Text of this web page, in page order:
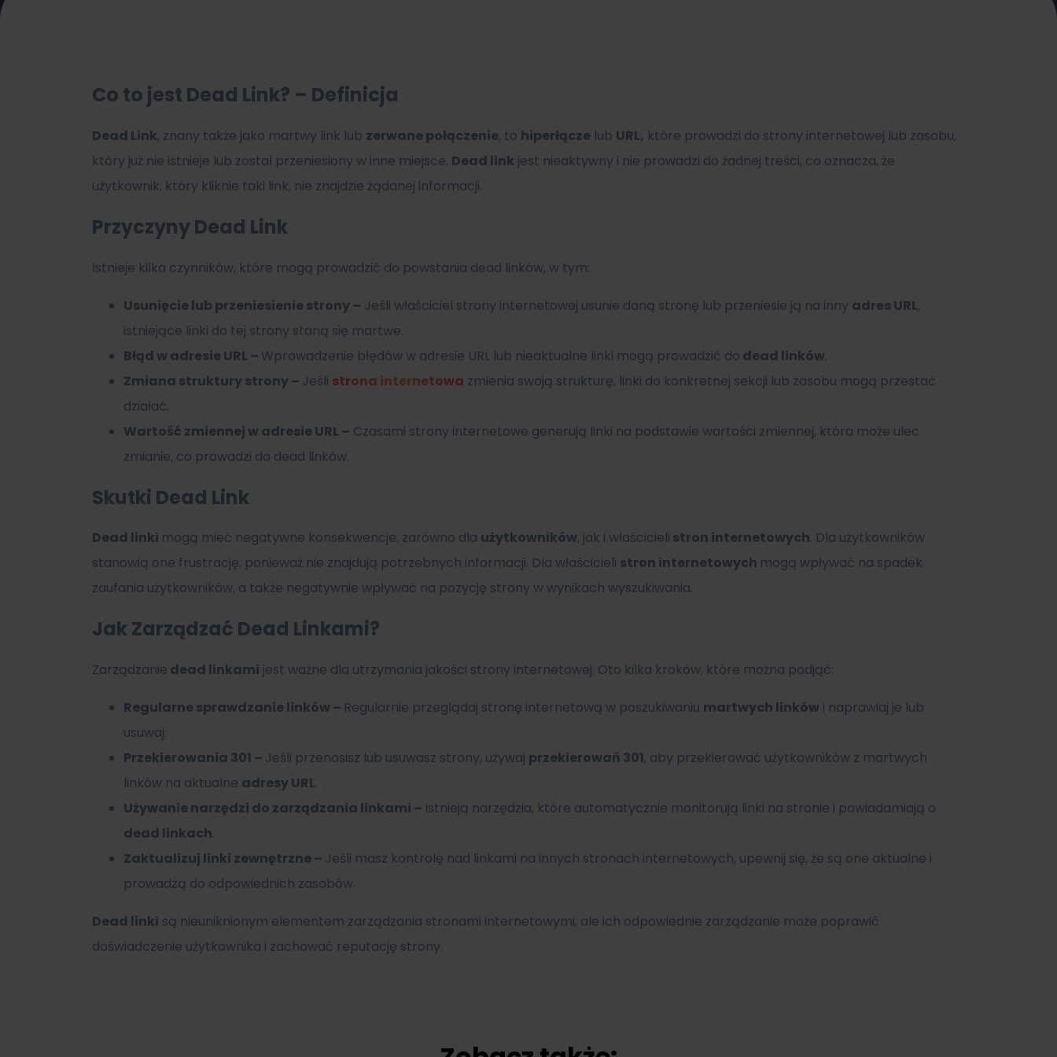
Co to jest Dead Link? – Definicja
Dead Link, znany także jako martwy link lub zerwane połączenie, to hiperłącze lub URL, które prowadzi do strony internetowej lub zasobu,
który już nie istnieje lub został przeniesiony w inne miejsce. Dead link jest nieaktywny i nie prowadzi do żadnej treści, co oznacza, że
użytkownik, który kliknie taki link, nie znajdzie żądanej informacji.
Przyczyny Dead Link
Istnieje kilka czynników, które mogą prowadzić do powstania dead linków, w tym:
Usunięcie lub przeniesienie strony – Jeśli właściciel strony internetowej usunie daną stronę lub przeniesie ją na inny adres URL,
istniejące linki do tej strony staną się martwe.
Błąd w adresie URL – Wprowadzenie błędów w adresie URL lub nieaktualne linki mogą prowadzić do dead linków.
Zmiana struktury strony – Jeśli strona internetowa zmienia swoją strukturę, linki do konkretnej sekcji lub zasobu mogą przestać
działać.
Wartość zmiennej w adresie URL – Czasami strony internetowe generują linki na podstawie wartości zmiennej, która może ulec
zmianie, co prowadzi do dead linków.
Skutki Dead Link
Dead linki mogą mieć negatywne konsekwencje, zarówno dla użytkowników, jak i właścicieli stron internetowych. Dla użytkowników
stanowią one frustrację, ponieważ nie znajdują potrzebnych informacji. Dla właścicieli stron internetowych mogą wpływać na spadek
zaufania użytkowników, a także negatywnie wpływać na pozycję strony w wynikach wyszukiwania.
Jak Zarządzać Dead Linkami?
Zarządzanie dead linkami jest ważne dla utrzymania jakości strony internetowej. Oto kilka kroków, które można podjąć:
Regularne sprawdzanie linków – Regularnie przeglądaj stronę internetową w poszukiwaniu martwych linków i naprawiaj je lub
usuwaj.
Przekierowania 301 – Jeśli przenosisz lub usuwasz strony, używaj przekierowań 301, aby przekierować użytkowników z martwych
linków na aktualne adresy URL.
Używanie narzędzi do zarządzania linkami – Istnieją narzędzia, które automatycznie monitorują linki na stronie i powiadamiają o
dead linkach.
Zaktualizuj linki zewnętrzne – Jeśli masz kontrolę nad linkami na innych stronach internetowych, upewnij się, że są one aktualne i
prowadzą do odpowiednich zasobów.
Dead linki są nieuniknionym elementem zarządzania stronami internetowymi, ale ich odpowiednie zarządzanie może poprawić
doświadczenie użytkownika i zachować reputację strony.